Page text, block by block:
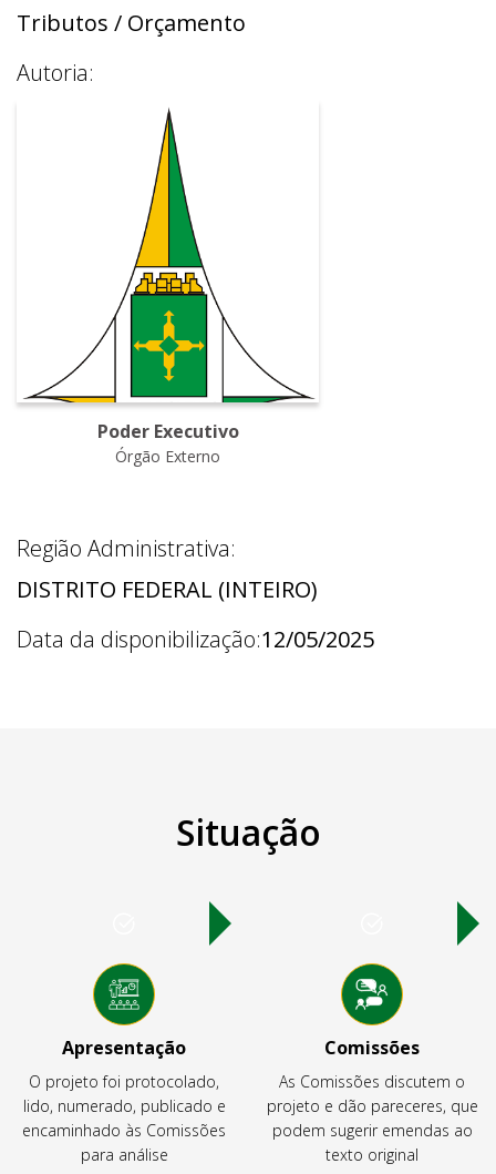
Tributos / Orçamento
Autoria:
Poder Executivo
Órgão Externo
Região Administrativa:
DISTRITO FEDERAL (INTEIRO)
Data da disponibilização:12/05/2025
Situação
Apresentação
O projeto foi protocolado,
lido, numerado, publicado e
encaminhado às Comissões
para análise
Comissões
As Comissões discutem o
projeto e dão pareceres, que
podem sugerir emendas ao
texto original